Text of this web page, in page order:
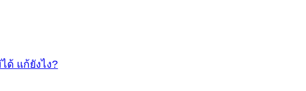
ด้ แก้ยังไง?